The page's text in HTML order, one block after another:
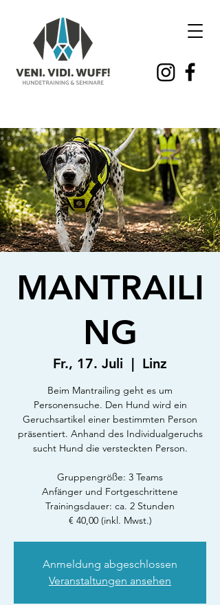
MANTRAILI
NG
Fr., 17. Juli
  |
Linz
Beim Mantrailing geht es um
Personensuche. Den Hund wird ein
Geruchsartikel einer bestimmten Person
präsentiert. Anhand des Individualgeruchs
sucht Hund die versteckten Person.
Gruppengröße: 3 Teams
Anfänger und Fortgeschrittene
Trainingsdauer: ca. 2 Stunden
€ 40,00 (inkl. Mwst.)
Anmeldung abgeschlossen
Veranstaltungen ansehen